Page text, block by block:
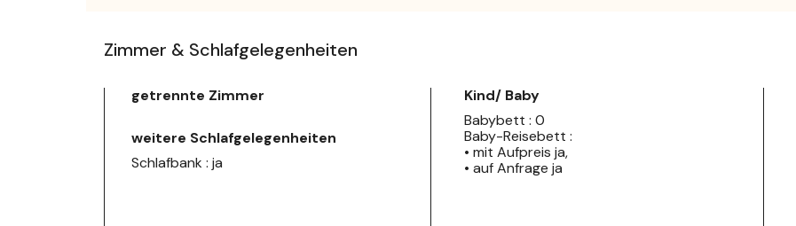
Zimmer & Schlafgelegenheiten
getrennte Zimmer
weitere Schlafgelegenheiten
Schlafbank : ja
Kind/ Baby
Babybett : 0
Baby-Reisebett :
• mit Aufpreis ja,
• auf Anfrage ja